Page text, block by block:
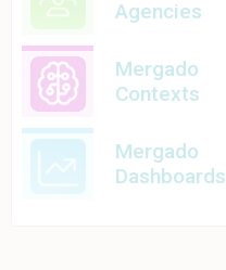
Agencies
Mergado
Contexts
Mergado
Dashboards